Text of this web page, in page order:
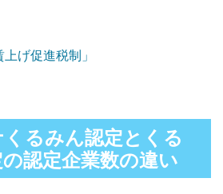
げ促進税制」
るみん認定とくる
認定企業数の違い